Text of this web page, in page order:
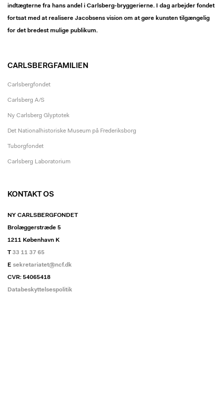
indtægterne fra hans andel i Carlsberg-bryggerierne. I dag arbejder fondet
fortsat med at realisere Jacobsens vision om at gøre kunsten tilgængelig
for det bredest mulige publikum.
CARLSBERGFAMILIEN
Carlsbergfondet
Carlsberg A/S
Ny Carlsberg Glyptotek
Det Nationalhistoriske Museum på Frederiksborg
Tuborgfondet
Carlsberg Laboratorium
KONTAKT OS
NY CARLSBERGFONDET
Brolæggerstræde 5
1211 København K
T 33 11 37 65
E sekretariatet@ncf.dk
CVR: 54065418
Databeskyttelsespolitik